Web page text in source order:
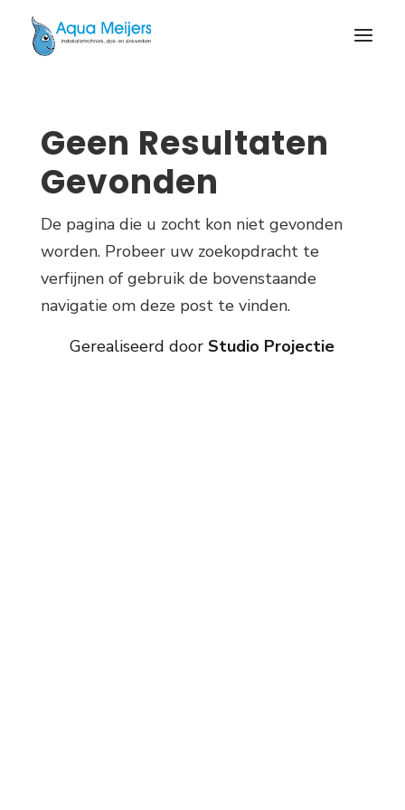
Geen Resultaten
Gevonden
De pagina die u zocht kon niet gevonden
worden. Probeer uw zoekopdracht te
verfijnen of gebruik de bovenstaande
navigatie om deze post te vinden.
Gerealiseerd door Studio Projectie